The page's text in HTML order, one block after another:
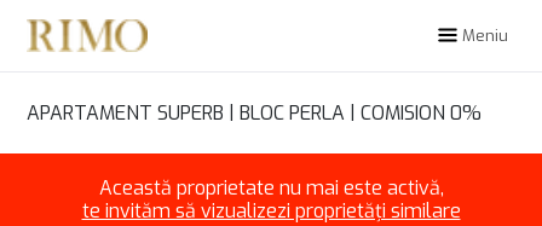
Meniu
APARTAMENT SUPERB | BLOC PERLA | COMISION 0%
Această proprietate nu mai este activă,
te invităm să vizualizezi proprietăți similare